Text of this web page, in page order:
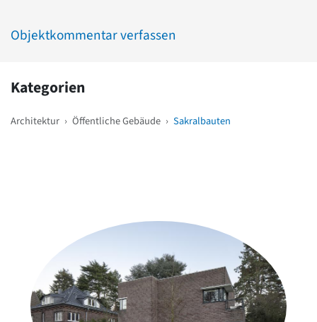
Objektkommentar verfassen
Kategorien
Architektur › Öffentliche Gebäude › Sakralbauten